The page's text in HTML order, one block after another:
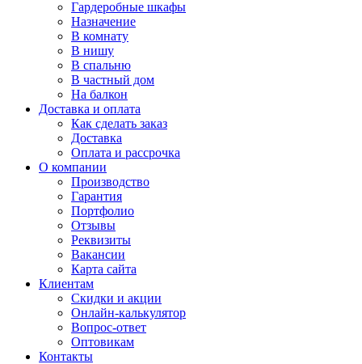
Гардеробные шкафы
Назначение
В комнату
В нишу
В спальню
В частный дом
На балкон
Доставка и оплата
Как сделать заказ
Доставка
Оплата и рассрочка
О компании
Производство
Гарантия
Портфолио
Отзывы
Реквизиты
Вакансии
Карта сайта
Клиентам
Скидки и акции
Онлайн-калькулятор
Вопрос-ответ
Оптовикам
Контакты